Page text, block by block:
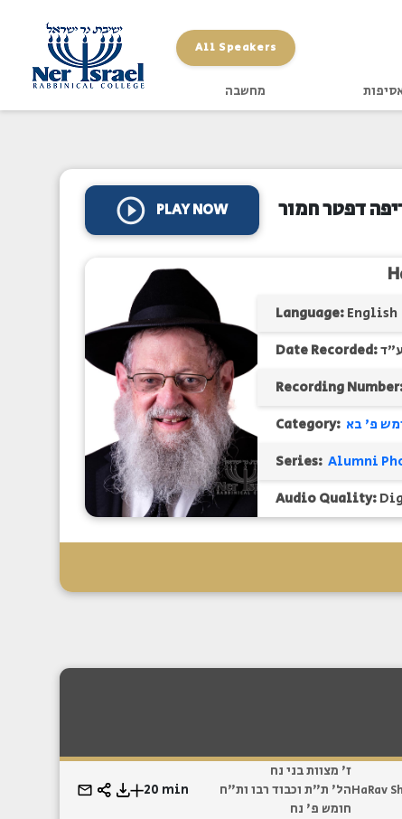
All Speakers
מחשבה
PLAY NOW דפטר חמור
Language:English
Date Recorded:
Recording
Category: פ' בא
Series:
Audio Quality:
HaRav
ז' מצוות בני נח
הל' ת"ת וכבוד רבו ות"ח
חומש פ' נח
20 min